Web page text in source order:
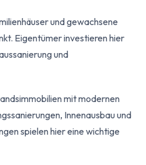
und gewachsene
Eigentümer investieren hier
und
mit modernen
Innenausbau und
spielen hier eine wichtige